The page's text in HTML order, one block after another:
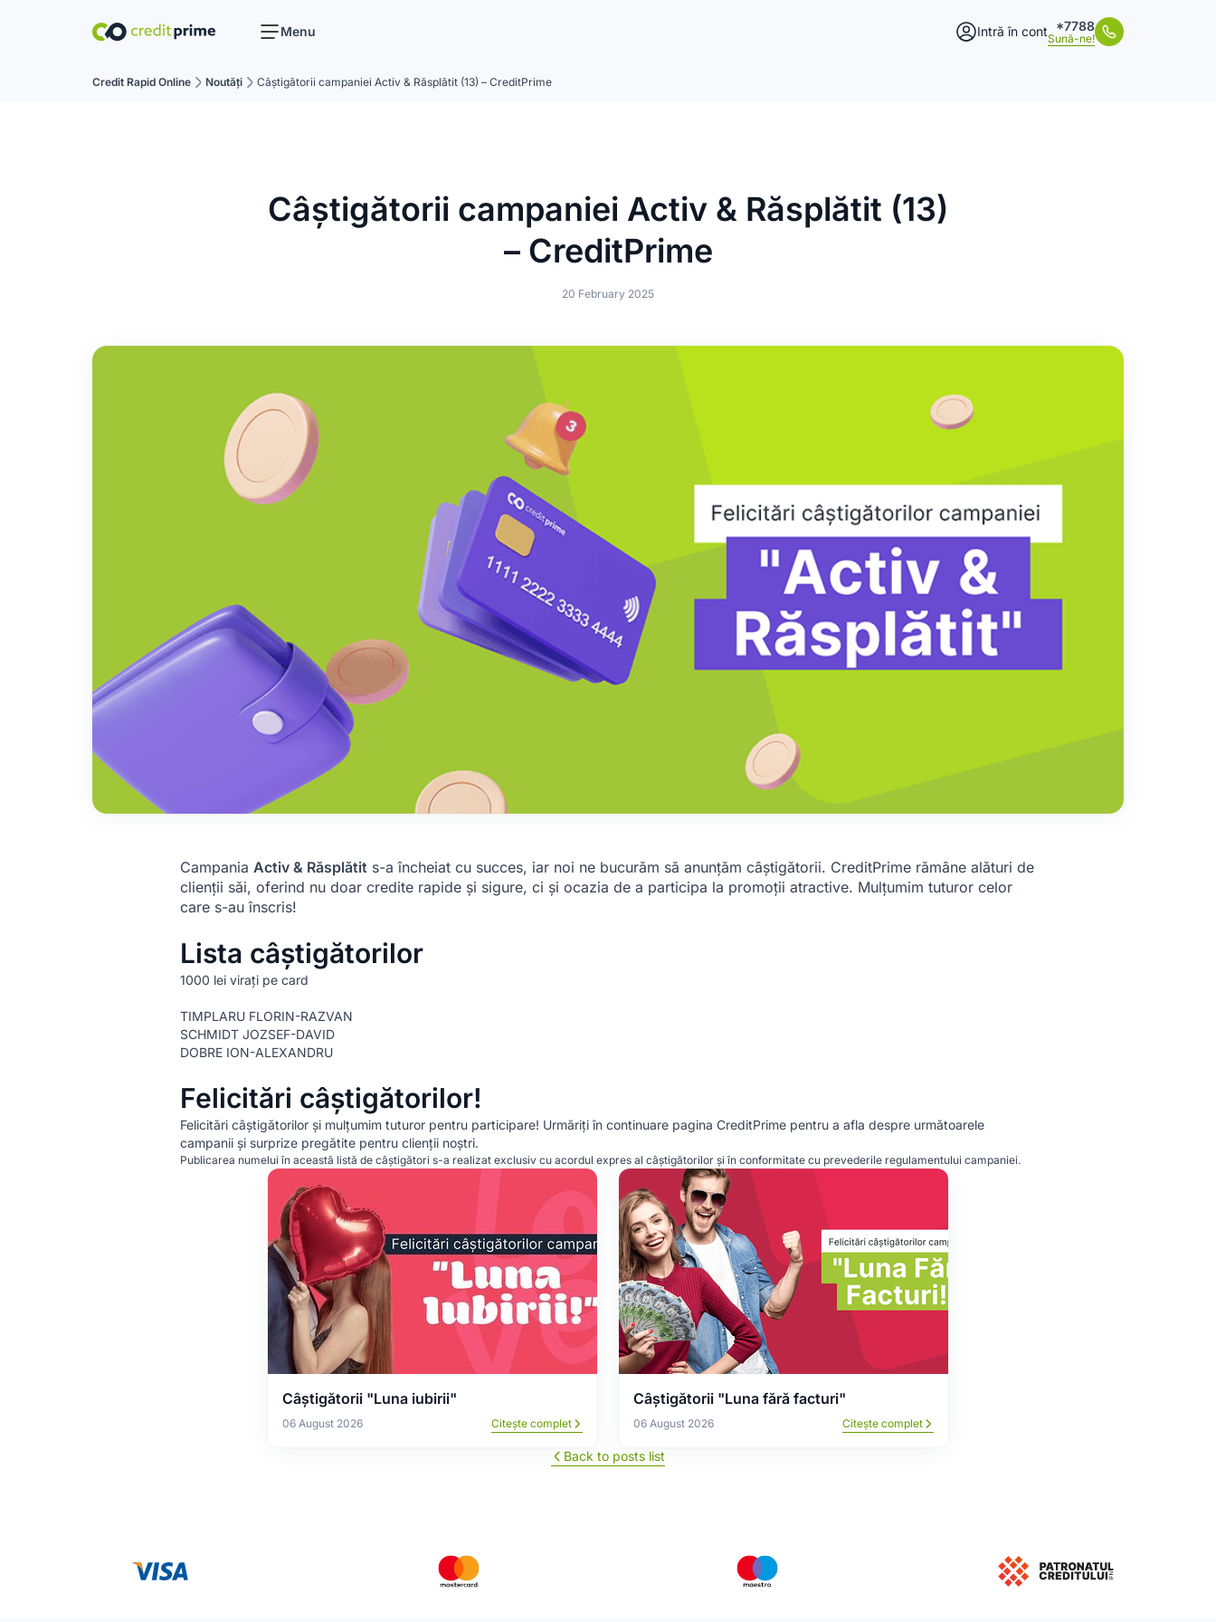
Menu Intră în cont *7788
Sună-ne!
Credit Rapid Online Noutăţi Câștigătorii campaniei Activ & Răsplătit (13) – CreditPrime
Câștigătorii campaniei Activ & Răsplătit (13)
– CreditPrime
20 February 2025
Campania Activ & Răsplătit s-a încheiat cu succes, iar noi ne bucurăm să anunțăm câștigătorii. CreditPrime rămâne alături de
clienții săi, oferind nu doar credite rapide și sigure, ci și ocazia de a participa la promoții atractive. Mulțumim tuturor celor
care s-au înscris!
Lista câștigătorilor
1000 lei virați pe card
TIMPLARU FLORIN-RAZVAN
SCHMIDT JOZSEF-DAVID
DOBRE ION-ALEXANDRU
Felicitări câștigătorilor!
Felicitări câștigătorilor și mulțumim tuturor pentru participare! Urmăriți în continuare pagina CreditPrime pentru a afla despre următoarele
campanii și surprize pregătite pentru clienții noștri.
Publicarea numelui în această listă de câștigători s-a realizat exclusiv cu acordul expres al câștigătorilor și în conformitate cu prevederile regulamentului campaniei.
Câștigătorii "Luna iubirii"
06 August 2026 Citește complet
Câștigătorii "Luna fără facturi"
06 August 2026 Citește complet
Back to posts list